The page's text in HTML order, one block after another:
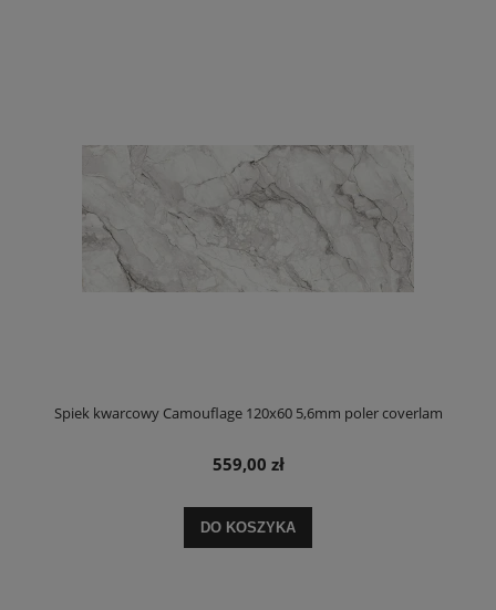
Spiek kwarcowy Camouflage 120x60 5,6mm poler coverlam
559,00 zł
DO KOSZYKA